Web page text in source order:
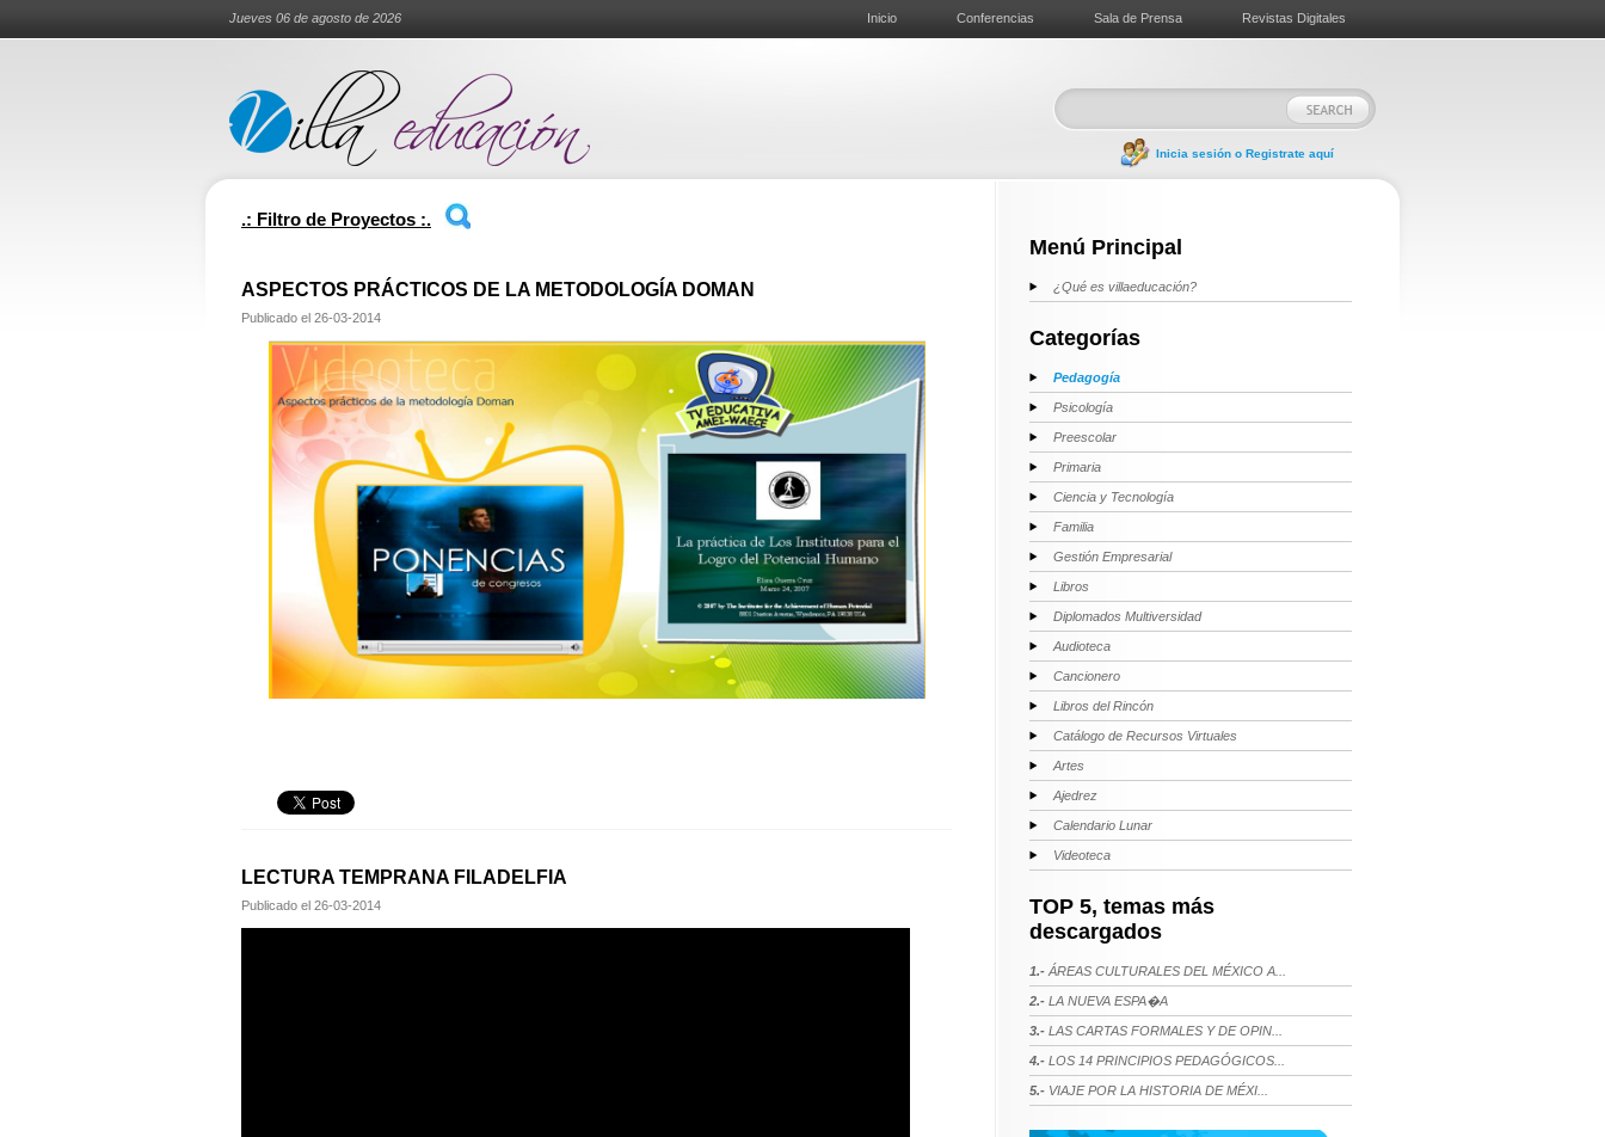
Jueves 06 de agosto de 2026 Inicio Conferencias Sala de Prensa Revistas Digitales
Inicia sesión o Registrate aquí
.: Filtro de Proyectos :.
ASPECTOS PRÁCTICOS DE LA METODOLOGÍA DOMAN
Publicado el 26-03-2014
LECTURA TEMPRANA FILADELFIA
Publicado el 26-03-2014
Menú Principal
¿Qué es villaeducación?
Categorías
Pedagogía
Psicología
Preescolar
Primaria
Ciencia y Tecnología
Familia
Gestión Empresarial
Libros
Diplomados Multiversidad
Audioteca
Cancionero
Libros del Rincón
Catálogo de Recursos Virtuales
Artes
Ajedrez
Calendario Lunar
Videoteca
TOP 5, temas más
descargados
1.- ÁREAS CULTURALES DEL MÉXICO A...
2.- LA NUEVA ESPA�A
3.- LAS CARTAS FORMALES Y DE OPIN...
4.- LOS 14 PRINCIPIOS PEDAGÓGICOS...
5.- VIAJE POR LA HISTORIA DE MÉXI...